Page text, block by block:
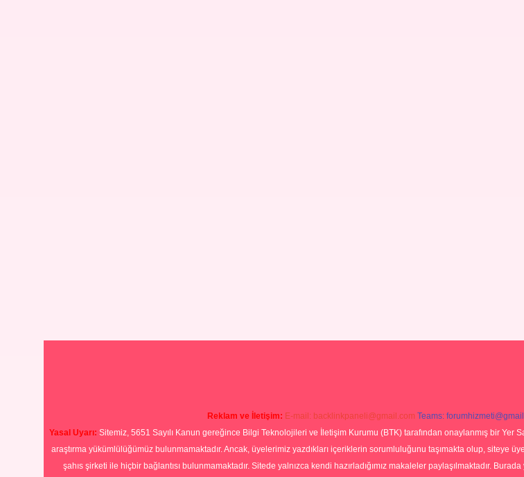
Reklam ve İletişim: E-mail: backlinkpaneli@gmail.com Teams:
Yasal Uyarı: Sitemiz, 5651 Sayılı Kanun gereğince Bilgi Teknolojileri ve İletişim Kurumu (BTK) tarafından onaylanmış bir
araştırma yükümlülüğümüz bulunmamaktadır. Ancak, üyelerimiz yazdıkları içeriklerin sorumluluğunu taşımakta olup, siteye
şahıs şirketi ile hiçbir bağlantısı bulunmamaktadır. Sitede yalnızca kendi hazırladığımız makaleler paylaşılmaktadır.